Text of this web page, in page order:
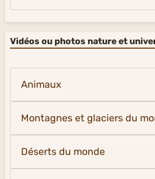
Vidéos ou photos nature et
Animaux
Montagnes et glaciers du
Déserts du monde